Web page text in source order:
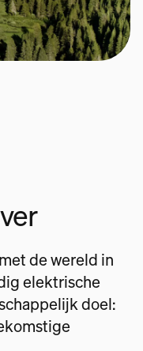
de wereld in
elektrische
doel: